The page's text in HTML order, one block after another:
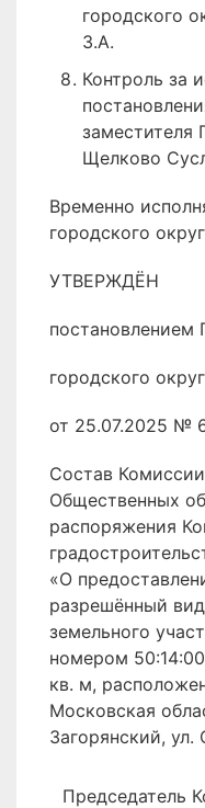
городского
З.А.
Контроль за
заместителя
Щелково
Временно
городского
УТВЕРЖДЁН
постановлением
городского
от 25.07.2025 №
Состав
Общественных
распоряжения
«О
разрешённый
земельного
номером
кв. м,
Московская
Загорянский,
Председатель